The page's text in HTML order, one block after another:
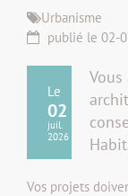
Urbanisme
publié le 02-
Le
02
juil.
2026
Vos projets